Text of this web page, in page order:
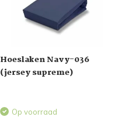
Hoeslaken Navy-036
(jersey supreme)
Op voorraad